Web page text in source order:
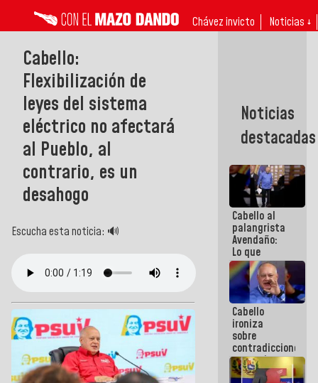
Chávez invicto Noticias ↓
Cabello:
Flexibilización de
leyes del sistema
eléctrico no afectará
al Pueblo, al
contrario, es un
desahogo
Escucha esta noticia: 🔊
Noticias
destacadas
Cabello al
palangrista
Avendaño:
Lo que
vayas a
escribir
hazlo hoy
por que no
sabemos si
la semana
que viene
hay
programa
Cabello
ironiza
sobre
contradicciones
y mentiras
de María